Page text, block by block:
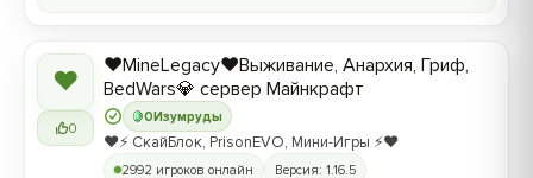
❤
0
0Изумруды
❤️MineLegacy❤️Выживание, Анархия, Гриф,
BedWars💎 сервер Майнкрафт
❤️⚡️ СкайБлок, PrisonEVO, Мини-Игры ⚡️❤️
2992 игроков онлайн Версия: 1.16.5